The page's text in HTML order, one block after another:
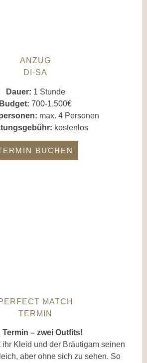
ANZUG
DI-SA
Dauer: 1 Stunde
Budget: 700-1.500€
max. 4 Personen
kostenlos
BUCHEN
MATCH
TERMIN
Termin – zwei Outfits!
ihr Kleid und der Bräutigam seinen
aber ohne sich zu sehen. So